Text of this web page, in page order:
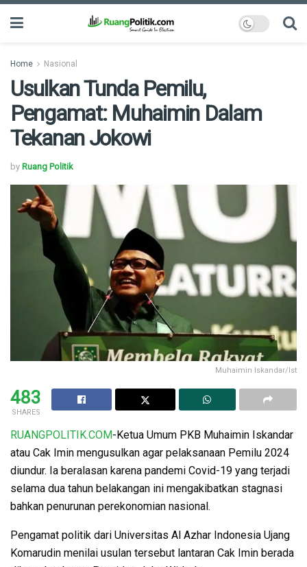
Home Nasional
Usulkan Tunda Pemilu,
Pengamat: Muhaimin Dalam
Tekanan Jokowi
by Ruang Politik
Muhaimin Iskandar/Ist
483
SHARES
RUANGPOLITIK.COM-Ketua Umum PKB Muhaimin Iskandar
atau Cak Imin mengusulkan agar pelaksanaan Pemilu 2024
diundur. Ia beralasan karena pandemi Covid-19 yang terjadi
selama dua tahun belakangan ini mengakibatkan stagnasi
bahkan penurunan perekonomian nasional.
Pengamat politik dari Universitas Al Azhar Indonesia Ujang
Komarudin menilai usulan tersebut lantaran Cak Imin berada